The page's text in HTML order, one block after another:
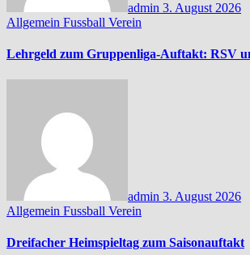
admin 3. August 2026
Allgemein Fussball Verein
Lehrgeld zum Gruppenliga-Auftakt: RSV
admin 3. August 2026
Allgemein Fussball Verein
Dreifacher Heimspieltag zum Saisonauftakt